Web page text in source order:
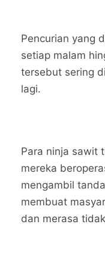
Pencurian yang
setiap malam
tersebut sering
lagi.
Para ninja sawit
mereka
mengambil
membuat
dan merasa